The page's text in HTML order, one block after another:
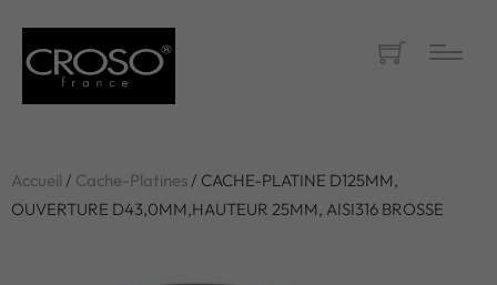
Accueil / Cache-Platines/ CACHE-PLATINE D125MM,
OUVERTURE D43,0MM,HAUTEUR 25MM, AISI316 BROSSE